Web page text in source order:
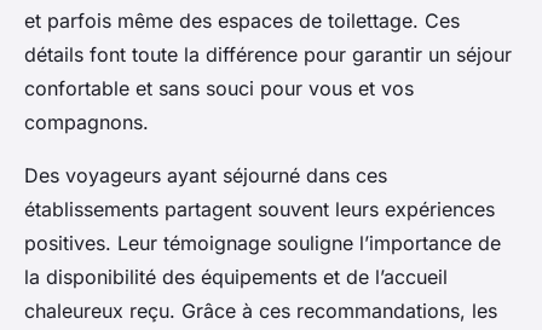
et parfois même des espaces de toilettage. Ces
détails font toute la différence pour garantir un séjour
confortable et sans souci pour vous et vos
compagnons.
Des voyageurs ayant séjourné dans ces
établissements partagent souvent leurs expériences
positives. Leur témoignage souligne l’importance de
la disponibilité des équipements et de l’accueil
chaleureux reçu. Grâce à ces recommandations, les